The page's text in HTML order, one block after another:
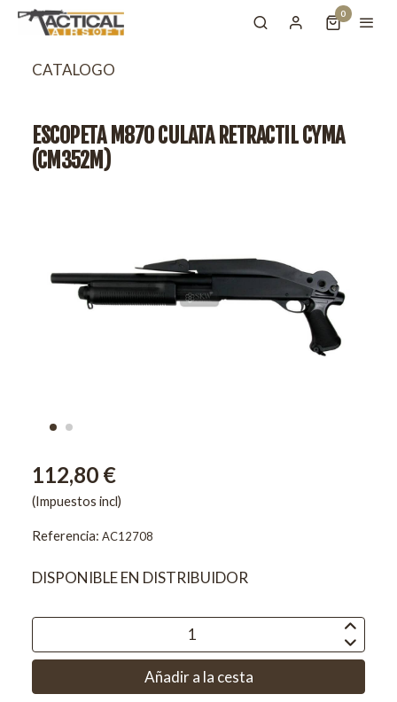
0
CATALOGO
ESCOPETA M870 CULATA RETRACTIL CYMA
(CM352M)
112,80 €
(Impuestos incl)
Referencia: AC12708
DISPONIBLE EN DISTRIBUIDOR
Añadir a la cesta